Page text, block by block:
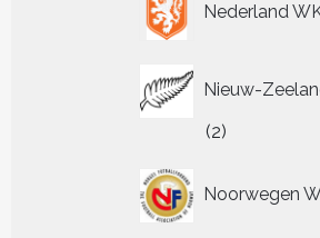
Nederland
Nieuw-
22
Noorwegen